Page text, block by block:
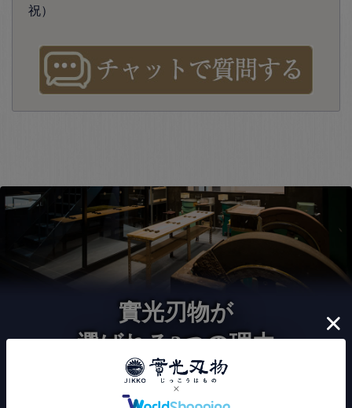
祝）
實光刃物が
選ばれる3つの理由